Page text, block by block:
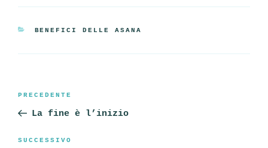
CATEGORIE
BENEFICI DELLE ASANA
Articolo
precedente:
PRECEDENTE
La fine è l’inizio
Articolo
SUCCESSIVO